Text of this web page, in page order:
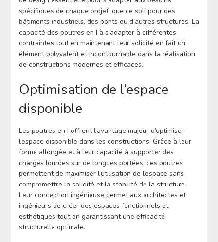
spécifiques de chaque projet, que ce soit pour des
bâtiments industriels, des ponts ou d’autres structures. La
capacité des poutres en I à s’adapter à différentes
contraintes tout en maintenant leur solidité en fait un
élément polyvalent et incontournable dans la réalisation
de constructions modernes et efficaces.
Optimisation de l’espace
disponible
Les poutres en I offrent l’avantage majeur d’optimiser
l’espace disponible dans les constructions. Grâce à leur
forme allongée et à leur capacité à supporter des
charges lourdes sur de longues portées, ces poutres
permettent de maximiser l’utilisation de l’espace sans
compromettre la solidité et la stabilité de la structure.
Leur conception ingénieuse permet aux architectes et
ingénieurs de créer des espaces fonctionnels et
esthétiques tout en garantissant une efficacité
structurelle optimale.